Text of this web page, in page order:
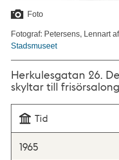
Foto
Fotograf: Petersens, Lennart
Stadsmuseet
Herkulesgatan 26.
skyltar till frisörsalong
Tid
1965